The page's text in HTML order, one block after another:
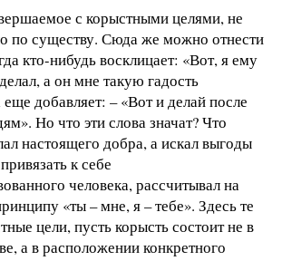
с корыстными целями, не
по существу. Сюда же можно отнести
кто-нибудь восклицает: «Вот, я ему
а он мне такую гадость
добавляет: – «Вот и делай после
Но что эти слова значат? Что
настоящего добра, а искал выгоды
к себе
человека, рассчитывал на
«ты – мне, я – тебе». Здесь те
цели, пусть корысть состоит не в
а в расположении конкретного